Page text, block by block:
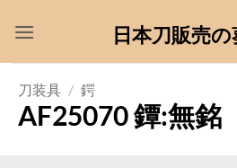
日本刀販売
刀装具 / 鍔
AF25070 鐔:無銘